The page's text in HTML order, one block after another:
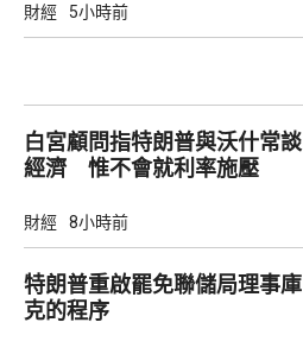
財經 5小時前
白宮顧問指特朗普與沃什常談
經濟 惟不會就利率施壓
財經 8小時前
特朗普重啟罷免聯儲局理事庫
克的程序